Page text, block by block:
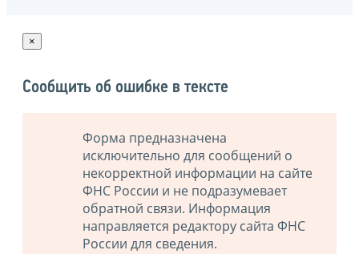
×
Сообщить об ошибке в тексте
Форма предназначена
исключительно для сообщений о
некорректной информации на сайте
ФНС России и не подразумевает
обратной связи. Информация
направляется редактору сайта ФНС
России для сведения.